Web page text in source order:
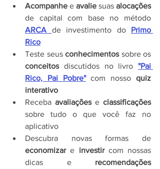
Acompanhe e avalie suas
alocações
ARCA
de investimento do Primo
Rico
Teste seus conhecimentos
conceitos discutidos no livro
"Pai
Rico, Pai Pobre" com nosso quiz
interativo
Receba avaliações e classificações
sobre tudo o que você faz no
aplicativo
economizar e investir com nossas
dicas e recomendações